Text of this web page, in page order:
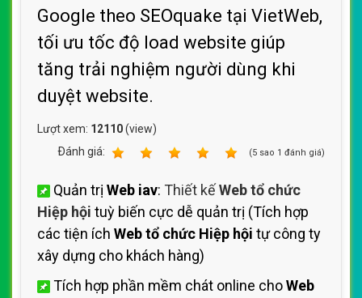
Google theo SEOquake tại VietWeb,
tối ưu tốc độ load website giúp
tăng trải nghiệm người dùng khi
duyệt website.
Lượt xem: 12110(view)
Ðánh giá:
(5 sao 1 đánh giá)
Quản trị Web iav: Thiết kếWeb tổ chức
Hiệp hội tuỳ biến cực dễ quản trị (Tích hợp
các tiện ích Web tổ chức Hiệp hội tự công ty
xây dựng cho khách hàng)
Tích hợp phần mềm chát online choWeb